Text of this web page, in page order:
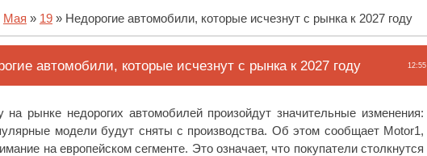
Мая » 19 » Недорогие автомобили, которые исчезнут с рынка к 2027 году
12:55
автомобили, которые исчезнут с рынка к 2027 году
на рынке недорогих автомобилей произойдут значительные изменения:
модели будут сняты с производства. Об этом сообщает Motor1,
на европейском сегменте. Это означает, что покупатели столкнутся